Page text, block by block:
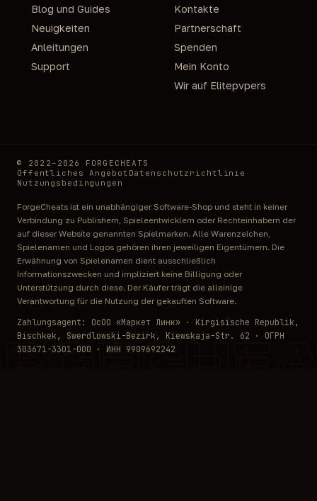
Blog und Guides
Neuigkeiten
Anleitungen
Support
Kontakte
Partnerschaft
Spenden
Mein Konto
Wir auf Elitepvpers
© 2022–2026 FORGECHEATS
Öffentliches Angebot Datenschutzrichtlinie
Nutzungsbedingungen
ForgeCheats ist ein unabhängiger Software-Shop und steht in keiner
Verbindung zu Publishern, Spieleentwicklern oder Rechteinhabern der
auf dieser Website genannten Spielmarken. Alle Warenzeichen,
Spielenamen und Logos gehören ihren jeweiligen Eigentümern. Die
Erwähnung von Spielenamen dient ausschließlich
Informationszwecken und impliziert keine Billigung oder
Unterstützung durch diese. Der Käufer trägt die alleinige
Verantwortung für die Nutzung der gekauften Software.
Zahlungsagent: ОсОО «Маркет Линк» · Kirgisische Republik,
Bischkek, Swerdlowski-Bezirk, Kiewskaja-Str. 62 · ОГРН
303671-3301-000 · ИНН 9909692242